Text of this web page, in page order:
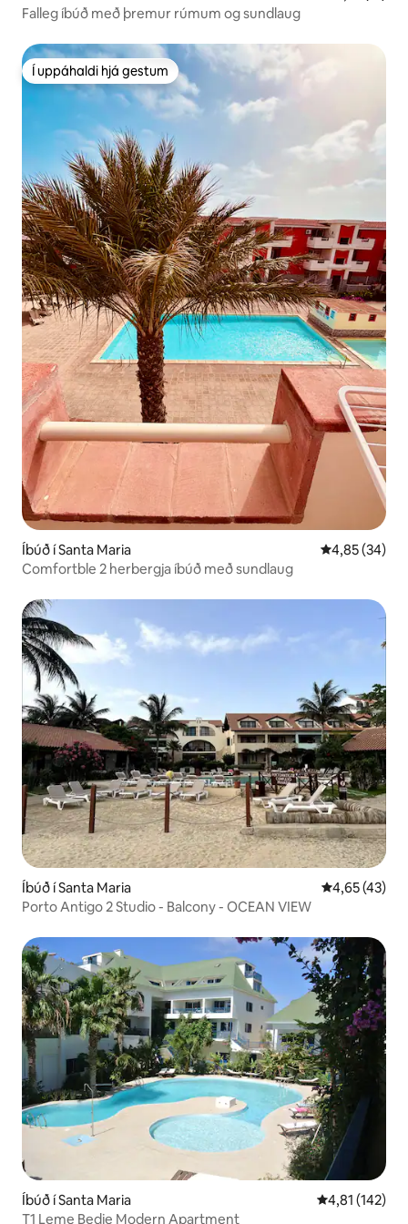
Falleg íbúð með þremur rúmum og sundlaug
Í uppáhaldi hjá gestum
Í uppáhaldi hjá gestum
Íbúð í Santa Maria 4,85 af 5 í
4,85 (34)
Comfortble 2 herbergja íbúð með sundlaug
Íbúð í Santa Maria 4,65 af 5 í
4,65 (43)
Porto Antigo 2 Studio - Balcony - OCEAN VIEW
Íbúð í Santa Maria 4,81 af 5 í
4,81 (142)
T1 Leme Bedje Modern Apartment